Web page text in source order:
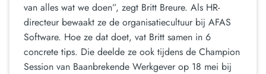
van alles wat we doen”, zegt Britt Breure. Als HR-
directeur bewaakt ze de organisatiecultuur bij AFAS
Software. Hoe ze dat doet, vat Britt samen in 6
concrete tips. Die deelde ze ook tijdens de Champion
Session van Baanbrekende Werkgever op 18 mei bij